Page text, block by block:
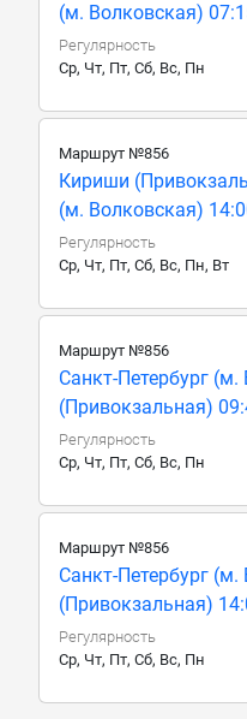
(м. Волковская)
Регулярность
Ср, Чт, Пт, Сб, Вс, Пн
Маршрут №856
Кириши
(м. Волковская)
Регулярность
Ср, Чт, Пт, Сб, Вс, Пн, Вт
Маршрут №856
Санкт-Петербург
(Привокзальная)
Регулярность
Ср, Чт, Пт, Сб, Вс, Пн
Маршрут №856
Санкт-Петербург
(Привокзальная)
Регулярность
Ср, Чт, Пт, Сб, Вс, Пн